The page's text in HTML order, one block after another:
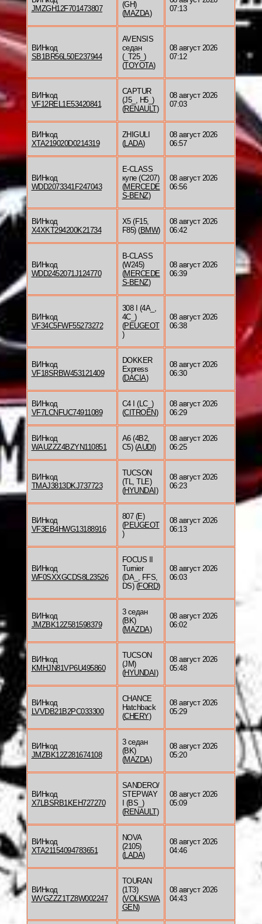
JMZGH12F701473807
(GH)
(MAZDA)
07:13
ВИНкод
SB1BR56L50E237944
AVENSIS
седан
(_T25_)
(TOYOTA)
08 август 2026
07:12
ВИНкод
VF12REL1E53420841
CAPTUR
(J5_, H5_)
(RENAULT)
08 август 2026
07:03
ВИНкод
XTA219020D0214319
ZHIGULI
(LADA)
08 август 2026
06:57
ВИНкод
WDD2073341F247043
E-CLASS
купе (C207)
(MERCEDE
S-BENZ)
08 август 2026
06:56
ВИНкод
X4XKT294200K21734
X5 (F15,
F85) (BMW)
08 август 2026
06:42
ВИНкод
WDD2452071J124770
B-CLASS
(W245)
(MERCEDE
S-BENZ)
08 август 2026
06:39
ВИНкод
VF34C5FWF55273272
308 I (4A_,
4C_)
(PEUGEOT
)
08 август 2026
06:38
ВИНкод
VF18SRBW453121409
DOKKER
Express
(DACIA)
08 август 2026
06:30
ВИНкод
VF7LCNFUC74911089
C4 I (LC_)
(CITROËN)
08 август 2026
06:29
ВИНкод
WAUZZZ4BZYN110851
A6 (4B2,
C5) (AUDI )
08 август 2026
06:25
ВИНкод
TMAJ3813DKJ737723
TUCSON
(TL, TLE)
(HYUNDAI )
08 август 2026
06:23
ВИНкод
VF3EB4HWG13188916
807 (E)
(PEUGEOT
)
08 август 2026
06:13
ВИНкод
WF0SXXGCDS8L23526
FOCUS II
Turnier
(DA_, FFS,
DS) (FORD)
08 август 2026
06:03
ВИНкод
JMZBK12Z581598379
3 седан
(BK)
(MAZDA)
08 август 2026
06:02
ВИНкод
KMHJN81VP6U495860
TUCSON
(JM)
(HYUNDAI )
08 август 2026
05:48
ВИНкод
LVVDB21B2PC033300
CHANCE
Hatchback
(CHERY)
08 август 2026
05:29
ВИНкод
JMZBK12Z281674108
3 седан
(BK)
(MAZDA)
08 август 2026
05:20
ВИНкод
X7LBSRB1KEH727270
SANDERO/
STEPWAY
I (BS_)
(RENAULT)
08 август 2026
05:09
ВИНкод
XTA21154094783651
NOVA
(2105)
(LADA)
08 август 2026
04:46
ВИНкод
WVGZZZ1TZ8W002247
TOURAN
(1T3)
(VOLKSWA
GEN)
08 август 2026
04:43